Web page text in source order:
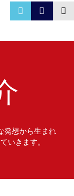
発想から生まれ
いきます。